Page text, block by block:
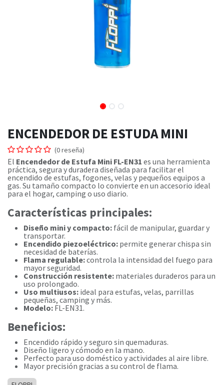
ENCENDEDOR DE ESTUDA MINI
(0 reseña)
El Encendedor de Estufa Mini FL-EN31 es una herramienta
práctica, segura y duradera diseñada para facilitar el
encendido de estufas, fogones, velas y pequeños equipos a
gas. Su tamaño compacto lo convierte en un accesorio ideal
para el hogar, camping o uso diario.
Características principales:
Diseño mini y compacto: fácil de manipular, guardar y
transportar.
Encendido piezoeléctrico: permite generar chispa sin
necesidad de baterías.
Flama regulable:controla la intensidad del fuego para
mayor seguridad.
Construcción resistente: materiales duraderos para un
uso prolongado.
Uso multiusos: ideal para estufas, velas, parrillas
pequeñas, camping y más.
Modelo: FL-EN31.
Beneficios:
Encendido rápido y seguro sin quemaduras.
Diseño ligero y cómodo en la mano.
Perfecto para uso doméstico y actividades al aire libre.
Mayor precisión gracias a su control de flama.